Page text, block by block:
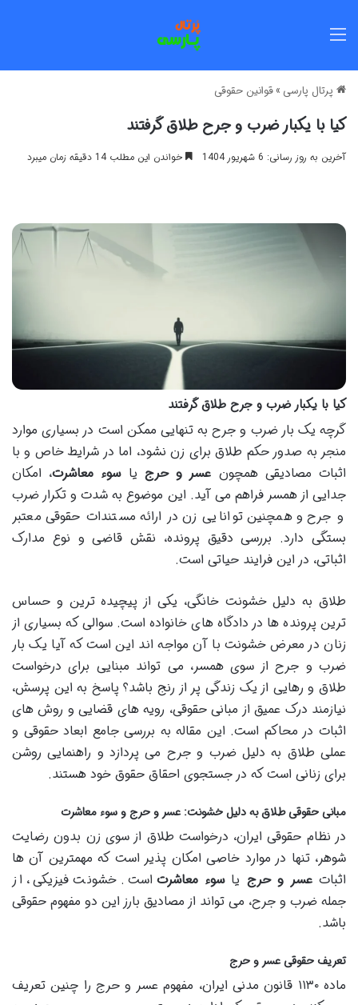
پرتال پارسی »قوانین حقوقی
کیا با یکبار ضرب و جرح طلاق گرفتند
آخرین به روز رسانی: 6 شهریور 1404 خواندن این مطلب 14 دقیقه زمان میبرد
کیا با یکبار ضرب و جرح طلاق گرفتند
گرچه یک بار ضرب و جرح به تنهایی ممکن است در بسیاری موارد
منجر به صدور حکم طلاق برای زن نشود، اما در شرایط خاص و با
اثبات مصادیقی همچون عسر و حرج یاسوء معاشرت، امکان
جدایی از همسر فراهم می آید. این موضوع به شدت و تکرار ضرب
و جرح و همچنین توانایی زن در ارائه مستندات حقوقی معتبر
بستگی دارد. بررسی دقیق پرونده، نقش قاضی و نوع مدارک
اثباتی، در این فرایند حیاتی است.
طلاق به دلیل خشونت خانگی، یکی از پیچیده ترین و حساس
ترین پرونده ها در دادگاه های خانواده است. سوالی که بسیاری از
زنان در معرض خشونت با آن مواجه اند این است که آیا یک بار
ضرب و جرح از سوی همسر، می تواند مبنایی برای درخواست
طلاق و رهایی از یک زندگی پر از رنج باشد؟ پاسخ به این پرسش،
نیازمند درک عمیق از مبانی حقوقی، رویه های قضایی و روش های
اثبات در محاکم است. این مقاله به بررسی جامع ابعاد حقوقی و
عملی طلاق به دلیل ضرب و جرح می پردازد و راهنمایی روشن
برای زنانی است که در جستجوی احقاق حقوق خود هستند.
مبانی حقوقی طلاق به دلیل خشونت: عسر و حرج و سوء معاشرت
در نظام حقوقی ایران، درخواست طلاق از سوی زن بدون رضایت
شوهر، تنها در موارد خاصی امکان پذیر است که مهمترین آن ها
اثباتعسر و حرج یاسوء معاشرت است. خشونت فیزیکی، از
جمله ضرب و جرح، می تواند از مصادیق بارز این دو مفهوم حقوقی
باشد.
تعریف حقوقی عسر و حرج
ماده ۱۱۳۰ قانون مدنی ایران، مفهوم عسر و حرج را چنین تعریف